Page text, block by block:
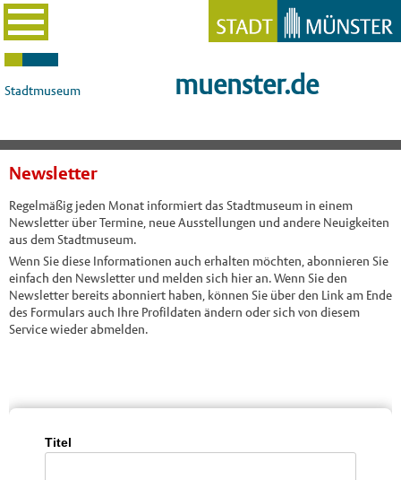
Stadtmuseum muenster.de
Newsletter
Regelmäßig jeden Monat informiert das Stadtmuseum in einem
Newsletter über Termine, neue Ausstellungen und andere Neuigkeiten
aus dem Stadtmuseum.
Wenn Sie diese Informationen auch erhalten möchten, abonnieren Sie
einfach den Newsletter und melden sich hier an. Wenn Sie den
Newsletter bereits abonniert haben, können Sie über den Link am Ende
des Formulars auch Ihre Profildaten ändern oder sich von diesem
Service wieder abmelden.